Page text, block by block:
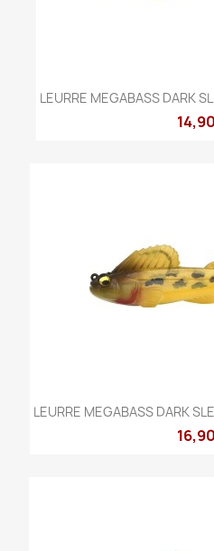
LEURRE MEGABASS DARK
LEURRE MEGABASS DARK